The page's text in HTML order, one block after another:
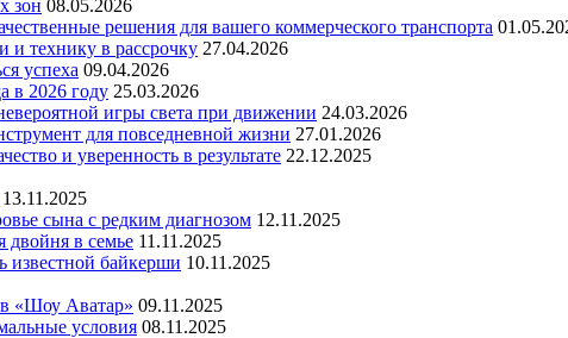
зон 08.05.2026
решения для вашего коммерческого транспорта
и технику в рассрочку 27.04.2026
успеха 09.04.2026
в 2026 году 25.03.2026
игры света при движении 24.03.2026
для повседневной жизни 27.01.2026
и уверенность в результате 22.12.2025
13.11.2025
сына с редким диагнозом 12.11.2025
двойня в семье 11.11.2025
байкерши 10.11.2025
«Шоу Аватар» 09.11.2025
условия 08.11.2025